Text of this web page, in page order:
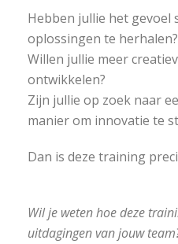
Hebben jullie het gevoel
oplossingen te herhalen?
Willen jullie meer
ontwikkelen?
Zijn jullie op zoek naar
manier om innovatie te
Dan is deze training
Wil je weten hoe deze
uitdagingen van jouw